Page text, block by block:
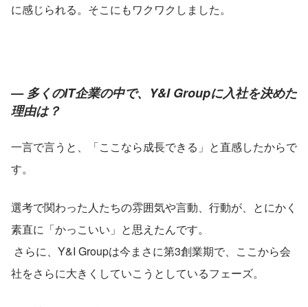
に感じられる。そこにもワクワクしました。
— 多くのIT企業の中で、Y&I Groupに入社を決めた
理由は？
一言で言うと、「ここなら成長できる」と直感したからで
す。
選考で関わった人たちの雰囲気や言動、行動が、とにかく
素直に「かっこいい」と思えたんです。
社をさらに大きくしていこうとしているフェーズ。